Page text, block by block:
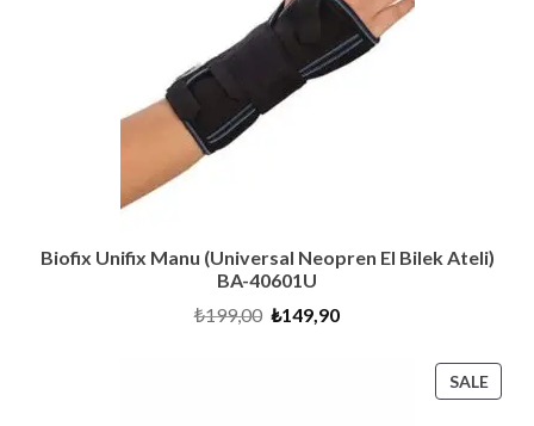
Biofix Unifix Manu (Universal Neopren El Bilek Ateli)
BA-40601U
₺199,00 Original
₺149,90Current
SALE
ON